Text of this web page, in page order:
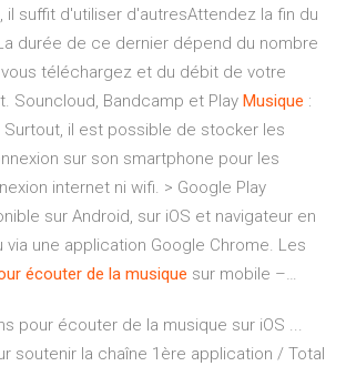
il suffit d'utiliser d'autresAttendez la fin du
durée de ce dernier dépend du nombre
téléchargez et du débit de votre
Souncloud, Bandcamp et Play Musique :
Surtout, il est possible de stocker les
sur son smartphone pour les
internet ni wifi. > Google Play
sur Android, sur iOS et navigateur en
une application Google Chrome. Les
écouter de la musique sur mobile –…
pour écouter de la musique sur iOS ...
soutenir la chaîne 1ère application / Total